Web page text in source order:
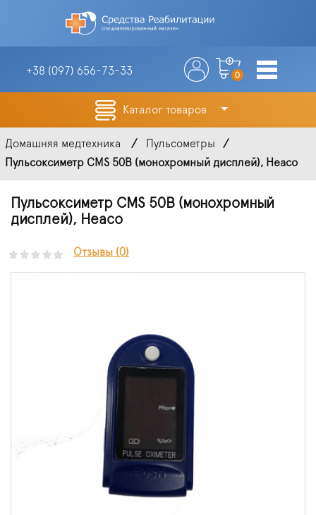
+38 (097) 656-73-33 0
Каталог товаров
Домашняя медтехника
Пульсометры
Пульсоксиметр CMS 50B (монохромный дисплей), Heaco
Пульсоксиметр CMS 50B (монохромный
дисплей), Heaco
Отзывы (0)